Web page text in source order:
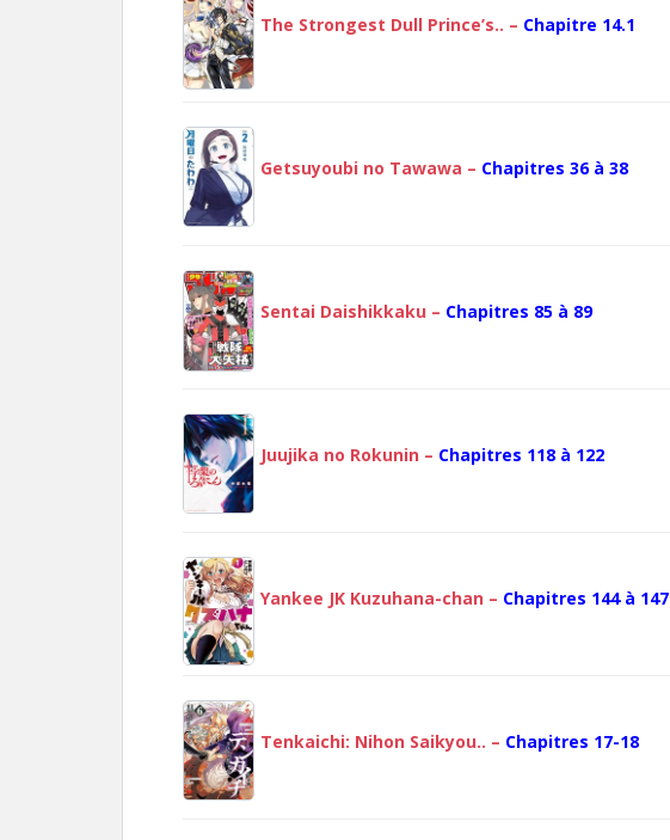
The Strongest Dull Prince’s.. – Chapitre 14.1
Getsuyoubi no Tawawa – Chapitres 36 à 38
Sentai Daishikkaku – Chapitres 85 à 89
Juujika no Rokunin – Chapitres 118 à 122
Yankee JK Kuzuhana-chan – Chapitres 144 à 147
Tenkaichi: Nihon Saikyou.. – Chapitres 17-18